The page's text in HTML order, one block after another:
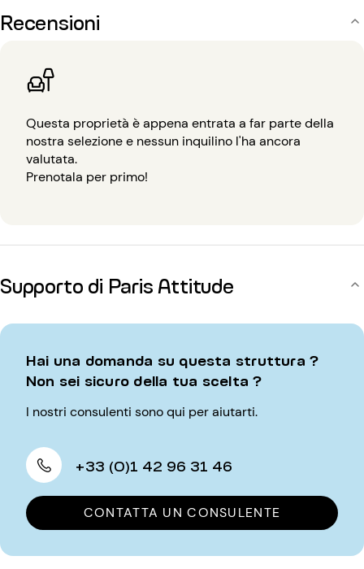
Recensioni
Questa proprietà è appena entrata a far parte della
nostra selezione e nessun inquilino l'ha ancora
valutata.
Prenotala per primo!
Supporto di Paris Attitude
Hai una domanda su questa struttura ?
Non sei sicuro della tua scelta ?
I nostri consulenti sono qui per aiutarti.
+33 (0)1 42 96 31 46
CONTATTA UN CONSULENTE